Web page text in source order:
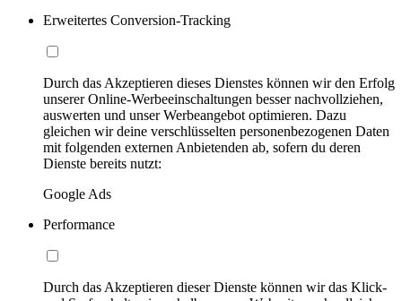
Erweitertes Conversion-Tracking
Durch das Akzeptieren dieses Dienstes können wir den Erfolg
unserer Online-Werbeeinschaltungen besser nachvollziehen,
auswerten und unser Werbeangebot optimieren. Dazu
gleichen wir deine verschlüsselten personenbezogenen Daten
mit folgenden externen Anbietenden ab, sofern du deren
Dienste bereits nutzt:
Google Ads
Performance
Durch das Akzeptieren dieser Dienste können wir das Klick-